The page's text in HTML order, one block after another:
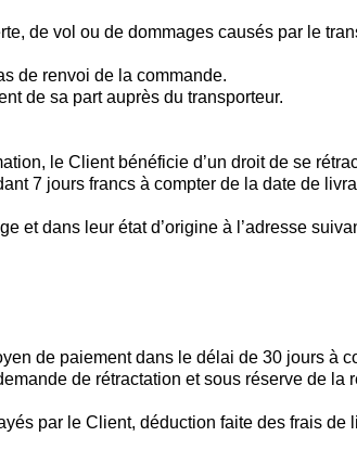
de vol ou de dommages causés par le
de renvoi de la commande.
de sa part auprès du transporteur.
le Client bénéficie d’un droit de se
7 jours francs à compter de la date de
et dans leur état d’origine à l’adresse
de paiement dans le délai de 30 jours à
de rétractation et sous réserve de la
par le Client, déduction faite des frais de